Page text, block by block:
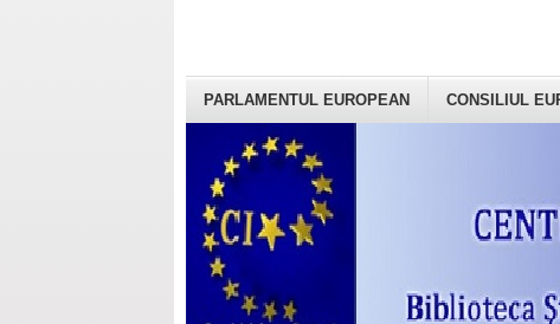
PARLAMENTUL EUROPEAN CONSILIUL